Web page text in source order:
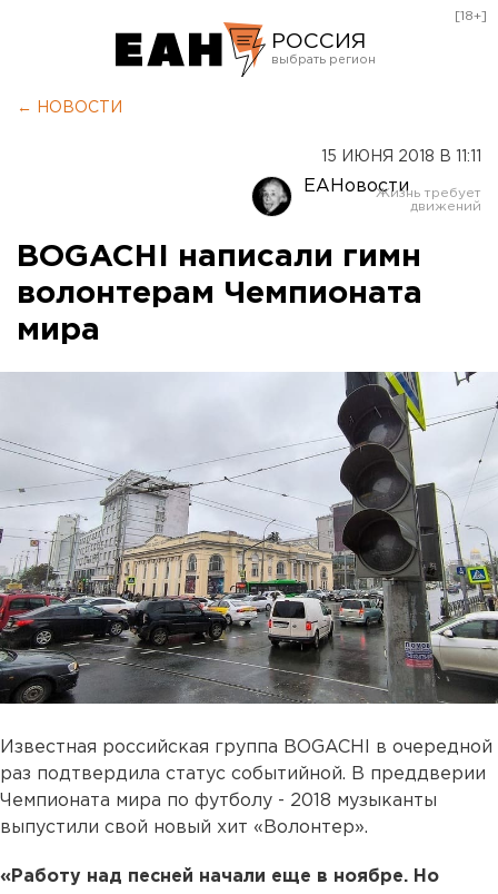
РОССИЯ
Оренбург
[18+]
← НОВОСТИ
15 ИЮНЯ 2018 В 11:11
ЕАНовости
BOGACHI написали гимн
волонтерам Чемпионата
мира
Известная российская группа BOGACHI в очередной
раз подтвердила статус событийной. В преддверии
Чемпионата мира по футболу - 2018 музыканты
выпустили свой новый хит «Волонтер».
«Работу над песней начали еще в ноябре. Но